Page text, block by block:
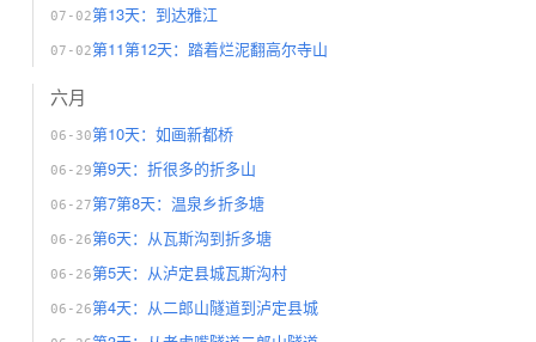
07-02第13天：到达雅江
07-02第11第12天：踏着烂泥翻高尔寺山
六月
06-30第10天：如画新都桥
06-29第9天：折很多的折多山
06-27第7第8天：温泉乡折多塘
06-26第6天：从瓦斯沟到折多塘
06-26第5天：从泸定县城瓦斯沟村
06-26第4天：从二郎山隧道到泸定县城